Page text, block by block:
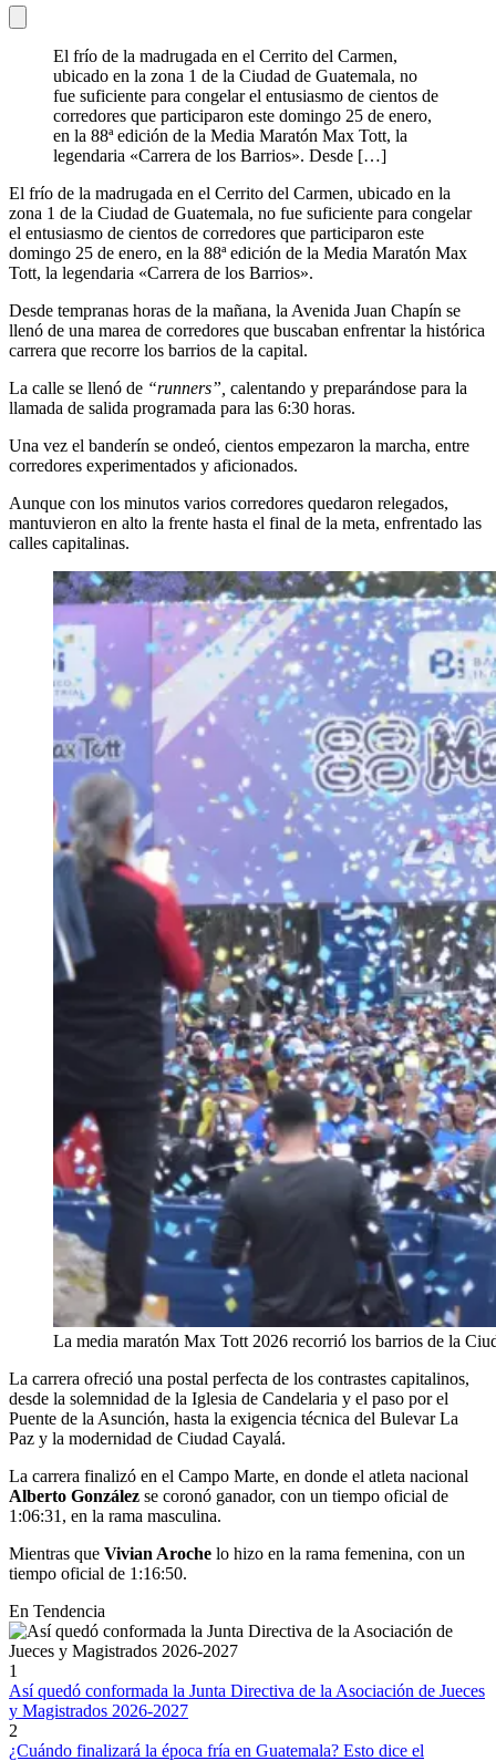
El frío de la madrugada en el Cerrito del Carmen,
ubicado en la zona 1 de la Ciudad de Guatemala, no
fue suficiente para congelar el entusiasmo de cientos de
corredores que participaron este domingo 25 de enero,
en la 88ª edición de la Media Maratón Max Tott, la
legendaria «Carrera de los Barrios». Desde […]
El frío de la madrugada en el Cerrito del Carmen, ubicado en la
zona 1 de la Ciudad de Guatemala, no fue suficiente para congelar
el entusiasmo de cientos de corredores que participaron este
domingo 25 de enero, en la 88ª edición de la Media Maratón Max
Tott, la legendaria «Carrera de los Barrios».
Desde tempranas horas de la mañana, la Avenida Juan Chapín se
llenó de una marea de corredores que buscaban enfrentar la histórica
carrera que recorre los barrios de la capital.
La calle se llenó de “runners”, calentando y preparándose para la
llamada de salida programada para las 6:30 horas.
Una vez el banderín se ondeó, cientos empezaron la marcha, entre
corredores experimentados y aficionados.
Aunque con los minutos varios corredores quedaron relegados,
mantuvieron en alto la frente hasta el final de la meta, enfrentado las
calles capitalinas.
La media maratón Max Tott 2026 recorrió los barrios de la
La carrera ofreció una postal perfecta de los contrastes capitalinos,
desde la solemnidad de la Iglesia de Candelaria y el paso por el
Puente de la Asunción, hasta la exigencia técnica del Bulevar La
Paz y la modernidad de Ciudad Cayalá.
La carrera finalizó en el Campo Marte, en donde el atleta nacional
Alberto González se coronó ganador, con un tiempo oficial de
1:06:31, en la rama masculina.
Mientras que Vivian Aroche lo hizo en la rama femenina, con un
tiempo oficial de 1:16:50.
En Tendencia
1
Así quedó conformada la Junta Directiva de la Asociación de Jueces
y Magistrados 2026-2027
2
¿Cuándo finalizará la época fría en Guatemala? Esto dice el